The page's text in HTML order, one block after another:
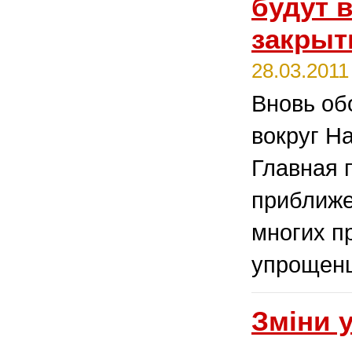
будут
28.03.2011
Вновь
вокруг
Главная
многих
Зміни